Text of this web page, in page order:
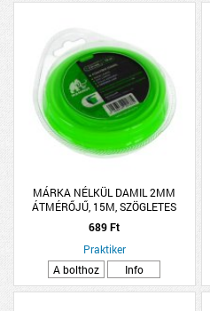
MÁRKA NÉLKÜL DAMIL 2MM
ÁTMÉRŐJŰ, 15M, SZÖGLETES
PROFILÚ, BLISZTERES, FŰKASZÁHOZ
689 Ft
Praktiker
A bolthoz
Info